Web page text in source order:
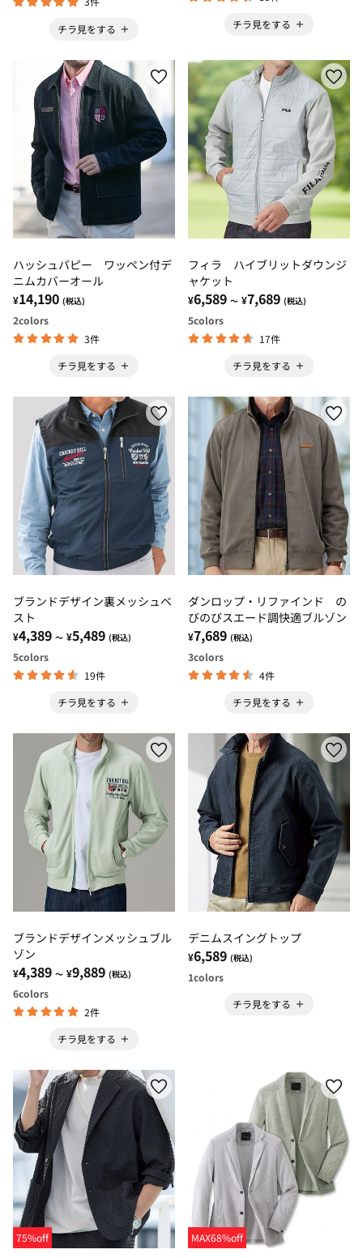
チラ見をする
チラ見をする
ハッシュパピー ワッペン付デ
ニムカバーオール
¥14,190 (税込)
2colors
3件
チラ見をする
フィラ ハイブリットダウンジ
ャケット
¥6,589 ～ ¥7,689 (税込)
5colors
17件
チラ見をする
ブランドデザイン裏メッシュベ
スト
¥4,389 ～ ¥5,489 (税込)
5colors
19件
チラ見をする
ダンロップ・リファインド の
びのびスエード調快適ブルゾン
¥7,689 (税込)
3colors
4件
チラ見をする
ブランドデザインメッシュブル
ゾン
¥4,389 ～ ¥9,889 (税込)
6colors
2件
チラ見をする
デニムスイングトップ
¥6,589 (税込)
1colors
チラ見をする
75%off MAX68%off